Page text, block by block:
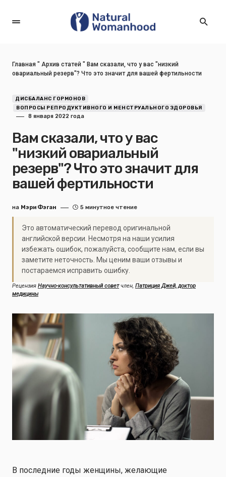
Главная " Архив статей " Вам сказали, что у вас "низкий
овариальный резерв"? Что это значит для вашей фертильности
ДИСБАЛАНС ГОРМОНОВ
ВОПРОСЫ РЕПРОДУКТИВНОГО И МЕНСТРУАЛЬНОГО ЗДОРОВЬЯ
8 января 2022 года
Вам сказали, что у вас
"низкий овариальный
резерв"? Что это значит для
вашей фертильности
на Мэри Фэган 5 минутное чтение
Это автоматический перевод оригинальной
английской версии. Несмотря на наши усилия
избежать ошибок, пожалуйста, сообщите нам, если вы
заметите неточность. Мы ценим ваши отзывы и
постараемся исправить ошибку.
Рецензия Научно-консультативный советчлен, Патриция Джей, доктор
медицины
В последние годы женщины, желающие